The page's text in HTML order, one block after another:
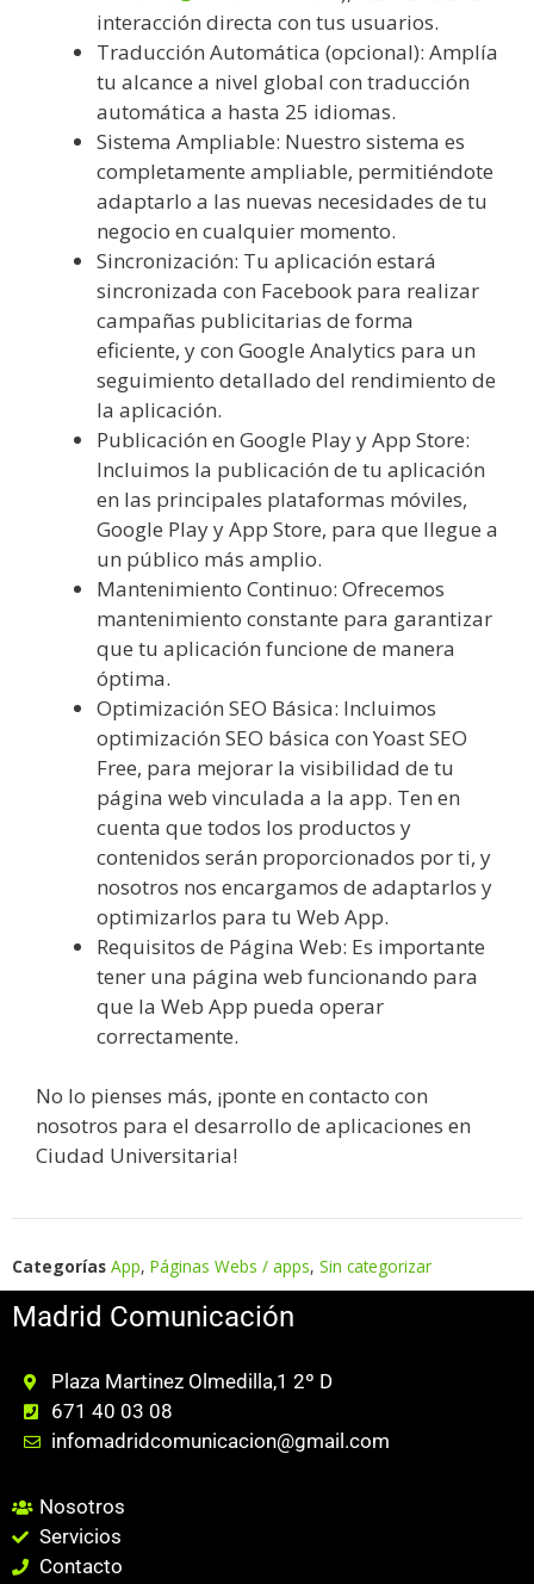
interacción directa con tus usuarios.
Traducción Automática (opcional): Amplía
tu alcance a nivel global con traducción
automática a hasta 25 idiomas.
Sistema Ampliable: Nuestro sistema es
completamente ampliable, permitiéndote
adaptarlo a las nuevas necesidades de tu
negocio en cualquier momento.
Sincronización: Tu aplicación estará
sincronizada con Facebook para realizar
campañas publicitarias de forma
eficiente, y con Google Analytics para un
seguimiento detallado del rendimiento de
la aplicación.
Publicación en Google Play y App Store:
Incluimos la publicación de tu aplicación
en las principales plataformas móviles,
Google Play y App Store, para que llegue a
un público más amplio.
Mantenimiento Continuo: Ofrecemos
mantenimiento constante para garantizar
que tu aplicación funcione de manera
óptima.
Optimización SEO Básica: Incluimos
optimización SEO básica con Yoast SEO
Free, para mejorar la visibilidad de tu
página web vinculada a la app. Ten en
cuenta que todos los productos y
contenidos serán proporcionados por ti, y
nosotros nos encargamos de adaptarlos y
optimizarlos para tu Web App.
Requisitos de Página Web: Es importante
tener una página web funcionando para
que la Web App pueda operar
correctamente.
No lo pienses más, ¡ponte en contacto con
nosotros para el desarrollo de aplicaciones en
Ciudad Universitaria!
Categorías App, Páginas Webs / apps, Sin categorizar
Madrid Comunicación
Plaza Martinez Olmedilla,1 2º D
671 40 03 08
infomadridcomunicacion@gmail.com
Nosotros
Servicios
Contacto